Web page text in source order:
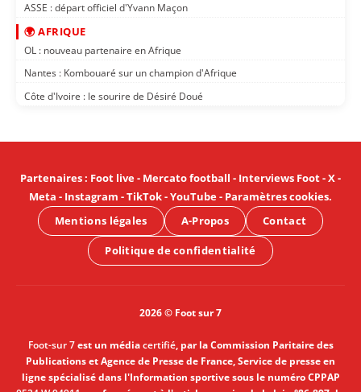
ASSE : départ officiel d'Yvann Maçon
🌍 AFRIQUE
OL : nouveau partenaire en Afrique
Nantes : Kombouaré sur un champion d'Afrique
Côte d'Ivoire : le sourire de Désiré Doué
Partenaires: Foot live- Mercato football - Interviews Foot-X-
Meta - Instagram -TikTok-YouTube- Paramètres cookies.
Mentions légales
A-Propos Contact
Politique de confidentialité
2026 © Foot sur 7
Foot-sur 7est un médiacertifié, par la Commission Paritaire des
Publications et Agence de Presse de France, Service de presse en
ligne spécialisé dans l'Information sportive sous le numéro CPPAP